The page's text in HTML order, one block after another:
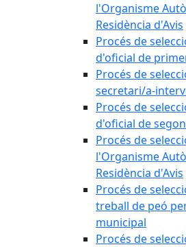
l'Organisme
Residència d'Avis
Procés de
d'oficial de
Procés de
secretari/a-
Procés de
d'oficial de
Procés de
l'Organisme
Residència d'Avis
Procés de
treball de peó
municipal
Procés de